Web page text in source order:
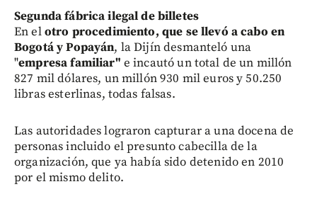
Segunda fábrica ilegal de billetes
En elotro procedimiento, que se llevó a cabo en
Bogotá y Popayán, la Dijín desmanteló una
"empresa familiar" e incautó un total de un millón
827 mil dólares, un millón 930 mil euros y 50.250
libras esterlinas, todas falsas.
Las autoridades lograron capturar a una docena de
personas incluido el presunto cabecilla de la
organización, que ya había sido detenido en 2010
por el mismo delito.